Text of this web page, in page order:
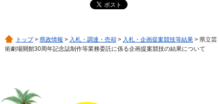
トップ> 県政情報 > 入札・調達・売却 > 入札・企画提案競技等結果 > 県立芸
術劇場開館30周年記念誌制作等業務委託に係る企画提案競技の結果について